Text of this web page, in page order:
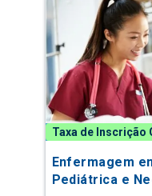
Taxa de Inscrição
Enfermagem
Pediátrica e